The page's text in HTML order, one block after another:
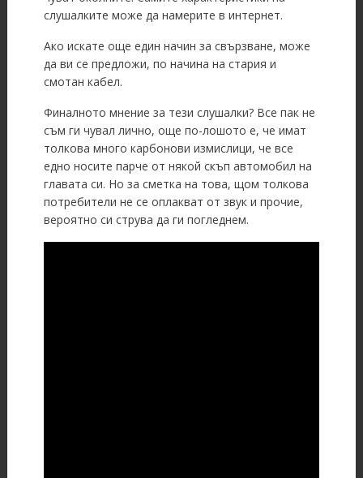
слушалките може да намерите в интернет.
Ако искате още един начин за свързване, може
да ви се предложи, по начина на стария и
смотан кабел.
Финалното мнение за тези слушалки? Все пак не
съм ги чувал лично, още по-лошото е, че имат
толкова много карбонови измислици, че все
едно носите парче от някой скъп автомобил на
главата си. Но за сметка на това, щом толкова
потребители не се оплакват от звук и прочие,
вероятно си струва да ги погледнем.